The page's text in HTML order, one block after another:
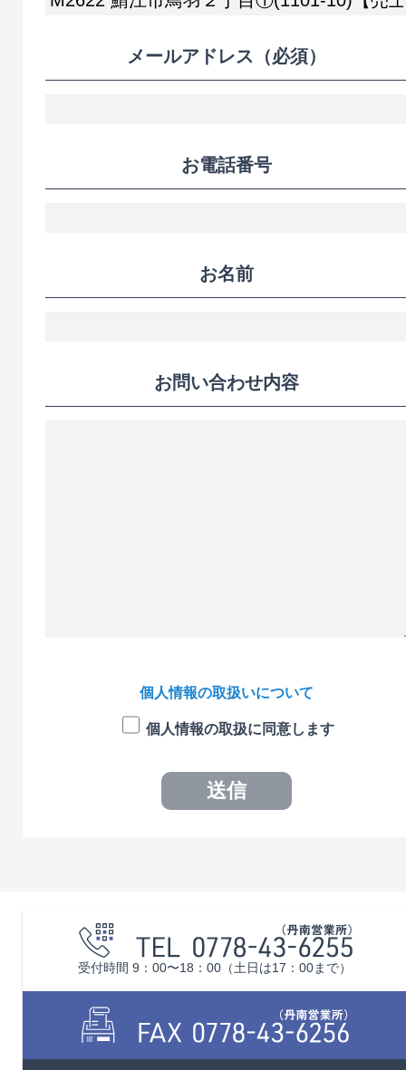
メールアドレス （必須）
お電話番号
お名前
お問い合わせ内容
個人情報の取扱いについて
個人情報の取扱に同意します
受付時間 9：00〜18：00（土日は17：00まで）